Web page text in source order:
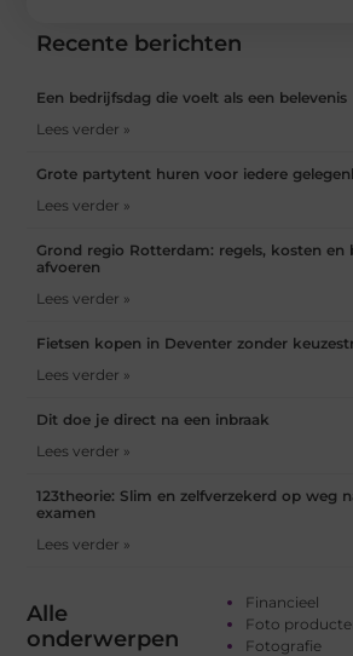
Alle
onderwerpen
Financieel
Foto
Fotografie
Recente berichten
Een bedrijfsdag die voelt als een belevenis
Lees verder »
Grote partytent huren voor iedere
Lees verder »
Grond regio Rotterdam: regels, kosten en
afvoeren
Lees verder »
Fietsen kopen in Deventer zonder
Lees verder »
Dit doe je direct na een inbraak
Lees verder »
123theorie: Slim en zelfverzekerd op weg
examen
Lees verder »